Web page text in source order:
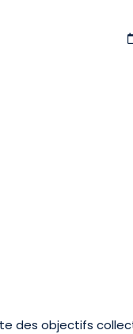
des objectifs